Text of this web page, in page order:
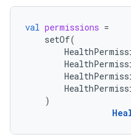
val permissions =
setOf(
)